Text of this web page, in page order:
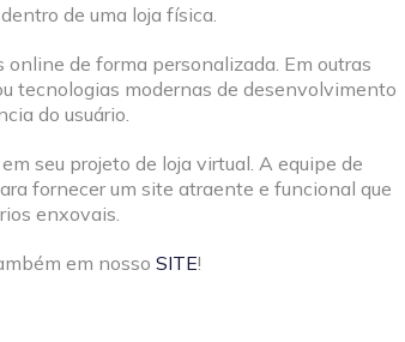
de uma loja física.
de forma personalizada. Em outras
tecnologias modernas de desenvolvimento
do usuário.
seu projeto de loja virtual. A equipe de
fornecer um site atraente e funcional que
enxovais.
em nosso SITE!